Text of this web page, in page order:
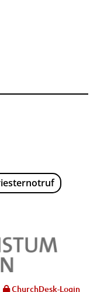
ChurchDesk-Login